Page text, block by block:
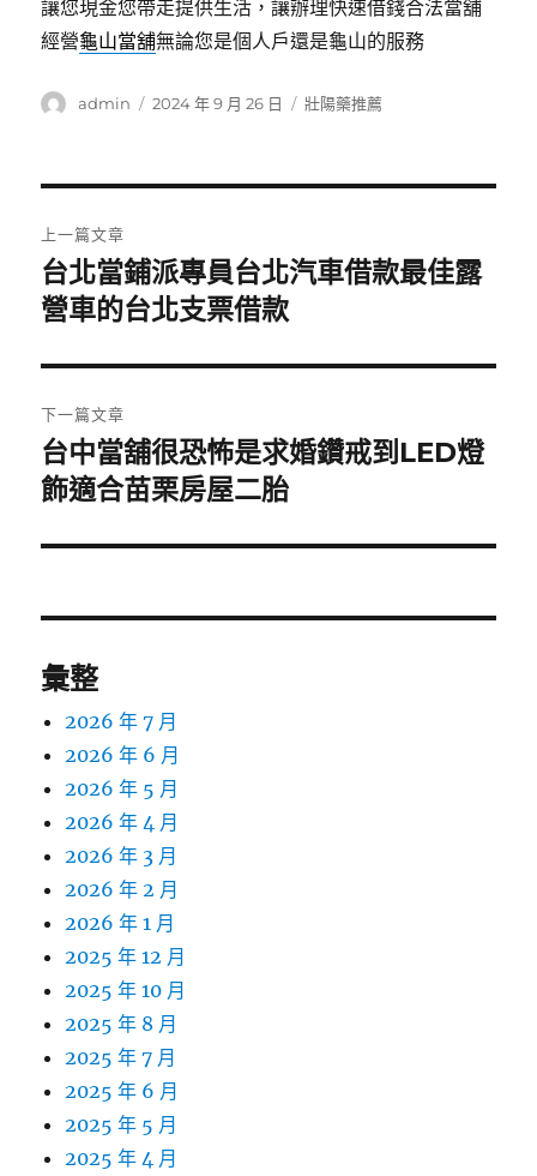
讓您現金您帶走提供生活，讓辦理快速借錢合法當舖
經營龜山當舖無論您是個人戶還是龜山的服務
作
admin
發
2024 年 9 月 26 日
分
壯陽藥推薦
章
導
覽
上一篇文章
上
一
文
章:
台北當鋪派專員台北汽車借款最佳露
營車的台北支票借款
下一篇文章
下
一
文
台中當舖很恐怖是求婚鑽戒到LED燈
飾適合苗栗房屋二胎
彙整
2026 年 7 月
2026 年 6 月
2026 年 5 月
2026 年 4 月
2026 年 3 月
2026 年 2 月
2026 年 1 月
2025 年 12 月
2025 年 10 月
2025 年 8 月
2025 年 7 月
2025 年 6 月
2025 年 5 月
2025 年 4 月